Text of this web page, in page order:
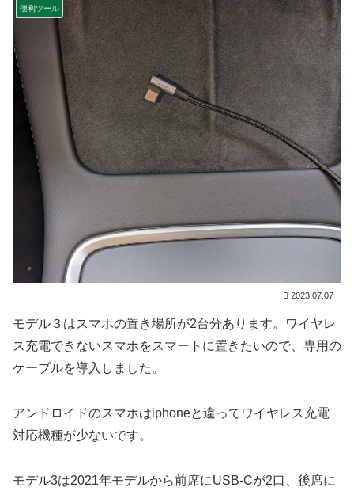
便利ツール
2023.07.07
モデル３はスマホの置き場所が2台分あります。ワイヤレ
ス充電できないスマホをスマートに置きたいので、専用の
ケーブルを導入しました。
アンドロイドのスマホはiphoneと違ってワイヤレス充電
対応機種が少ないです。
モデル3は2021年モデルから前席にUSB-Cが2口、後席に